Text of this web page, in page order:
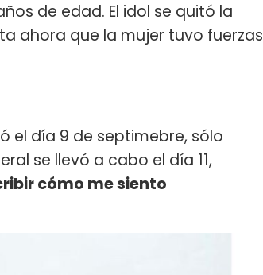
de edad. El idol se quitó la
ahora que la mujer tuvo fuerzas
el día 9 de septimebre, sólo
se llevó a cabo el día 11,
cómo me siento